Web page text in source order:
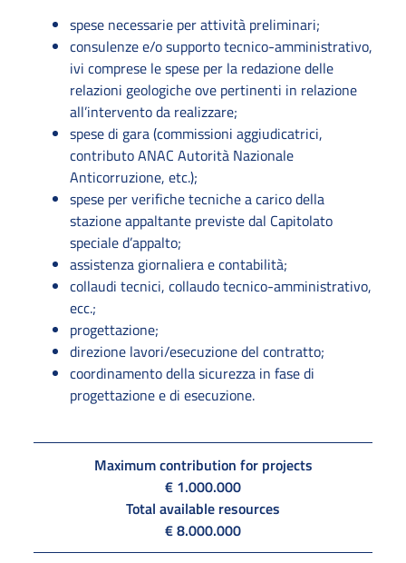
spese necessarie per attività preliminari;
consulenze e/o supporto tecnico-amministrativo,
ivi comprese le spese per la redazione delle
relazioni geologiche ove pertinenti in relazione
all’intervento da realizzare;
spese di gara (commissioni aggiudicatrici,
contributo ANAC Autorità Nazionale
Anticorruzione, etc.);
spese per verifiche tecniche a carico della
stazione appaltante previste dal Capitolato
speciale d’appalto;
assistenza giornaliera e contabilità;
collaudi tecnici, collaudo tecnico-amministrativo,
ecc.;
progettazione;
direzione lavori/esecuzione del contratto;
coordinamento della sicurezza in fase di
progettazione e di esecuzione.
Maximum contribution for projects
€ 1.000.000
Total available resources
€ 8.000.000